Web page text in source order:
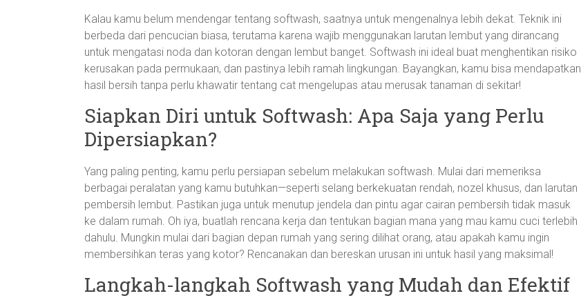
Kalau kamu belum mendengar tentang softwash, saatnya untuk mengenalnya lebih dekat. Teknik ini
berbeda dari pencucian biasa, terutama karena wajib menggunakan larutan lembut yang dirancang
untuk mengatasi noda dan kotoran dengan lembut banget. Softwash ini ideal buat menghentikan risiko
kerusakan pada permukaan, dan pastinya lebih ramah lingkungan. Bayangkan, kamu bisa mendapatkan
hasil bersih tanpa perlu khawatir tentang cat mengelupas atau merusak tanaman di sekitar!
Siapkan Diri untuk Softwash: Apa Saja yang Perlu
Dipersiapkan?
Yang paling penting, kamu perlu persiapan sebelum melakukan softwash. Mulai dari memeriksa
berbagai peralatan yang kamu butuhkan—seperti selang berkekuatan rendah, nozel khusus, dan larutan
pembersih lembut. Pastikan juga untuk menutup jendela dan pintu agar cairan pembersih tidak masuk
ke dalam rumah. Oh iya, buatlah rencana kerja dan tentukan bagian mana yang mau kamu cuci terlebih
dahulu. Mungkin mulai dari bagian depan rumah yang sering dilihat orang, atau apakah kamu ingin
membersihkan teras yang kotor? Rencanakan dan bereskan urusan ini untuk hasil yang maksimal!
Langkah-langkah Softwash yang Mudah dan Efektif